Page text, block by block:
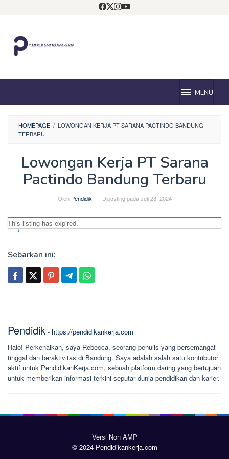
MENU
HOMEPAGE / LOWONGAN KERJA PT SARANA PACTINDO BANDUNG
TERBARU
Lowongan Kerja PT Sarana
Pactindo Bandung Terbaru
Oleh Pendidik Diposting pada Juli 28, 2024
This listing has expired.
Sebarkan ini:
Pendidik - https://pendidikankerja.com
Halo! Perkenalkan, saya Rebecca, seorang penulis yang bersemangat
tinggal dan beraktivitas di Bandung. Saya adalah salah satu kontributor
aktif untuk PendidikanKerja.com, sebuah platform daring yang bertujuan
untuk memberikan informasi terkini seputar dunia pendidikan dan karier.
Versi Non AMP
© 2024 Pendidikankerja.com